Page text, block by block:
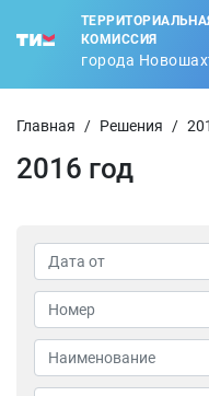
КОМИССИЯ
города
Главная / Решения /
2016 год